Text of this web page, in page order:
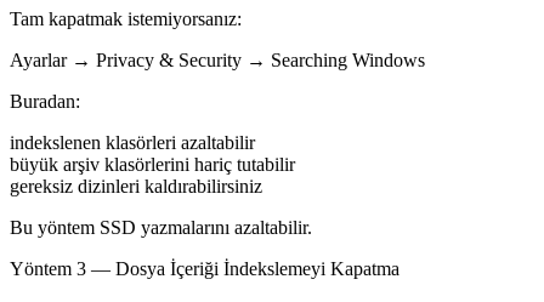
Tam kapatmak istemiyorsanız:
Ayarlar → Privacy & Security → Searching Windows
Buradan:
indekslenen klasörleri azaltabilir
büyük arşiv klasörlerini hariç tutabilir
gereksiz dizinleri kaldırabilirsiniz
Bu yöntem SSD yazmalarını azaltabilir.
Yöntem 3 — Dosya İçeriği İndekslemeyi Kapatma